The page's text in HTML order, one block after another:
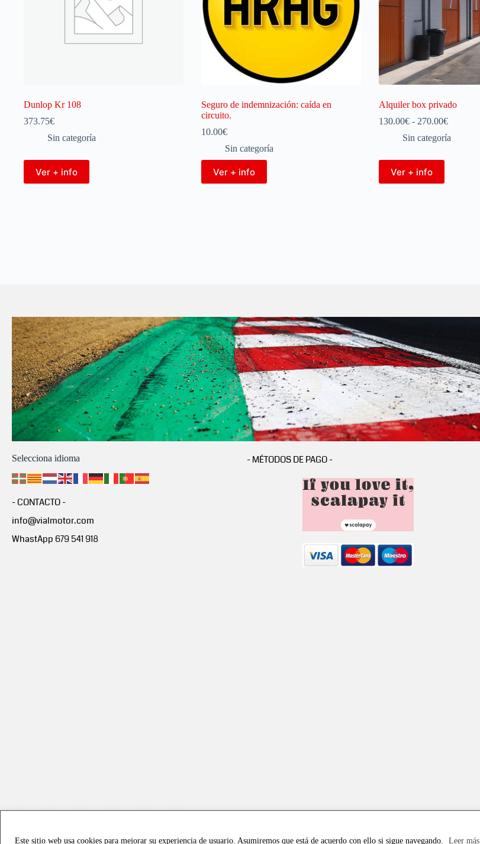
Este sitio web usa cookies para mejorar su experiencia de usuario. Asumiremos que está de acuerdo con ello si sigue navegando. Leer más
Dunlop Kr 108
373.75€
Sin categoría
Ver + info
Seguro de indemnización: caída en
circuito.
10.00€
Sin categoría
Ver + info
Alquiler box privado
130.00€ - 270.00€
Sin categoría
Ver + info
Selecciona idioma
- CONTACTO -
info@vialmotor.com
WhastApp 679 541 918
- MÉTODOS DE PAGO -